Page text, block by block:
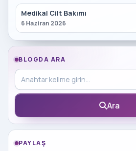
Medikal Cilt Bakımı
6 Haziran 2026
BLOGDA ARA
Blog içinde ara
Ara
PAYLAŞ